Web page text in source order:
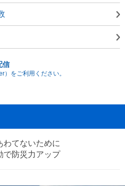
信
）をご利用ください。
わてないために
で防災力アップ